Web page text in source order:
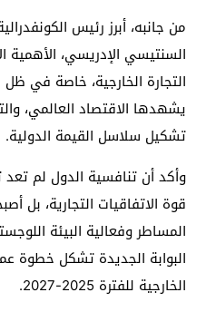
من جانبه، أبرز رئيس
السنتيسي الإدريسي، الأهمية
التجارة الخارجية، خاصة في ظل
يشهدها الاقتصاد العالمي،
تشكيل سلاسل القيمة الدولية.
وأكد أن تنافسية الدول لم
قوة الاتفاقيات التجارية، بل
المساطر وفعالية البيئة
البوابة الجديدة تشكل خطوة
الخارجية للفترة 2025-2027.